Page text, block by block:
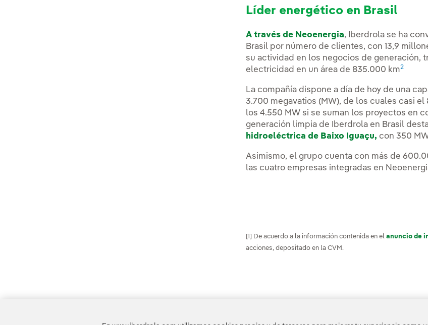
Líder energético en Brasil
A través de Neoenergia, Iberdrola se ha
Brasil por número de clientes, con 13,9
su actividad en los negocios de generación,
electricidad en un área de 835.000 km2
La compañía dispone a día de hoy de una
3.700 megavatios (MW), de los cuales casi
los 4.550 MW si se suman los proyectos en
generación limpia de Iberdrola en Brasil
hidroeléctrica de Baixo Iguaçu, con 350
Asimismo, el grupo cuenta con más de
las cuatro empresas integradas en
[1] De acuerdo a la información contenida en elanuncio de
acciones, depositado en la CVM.